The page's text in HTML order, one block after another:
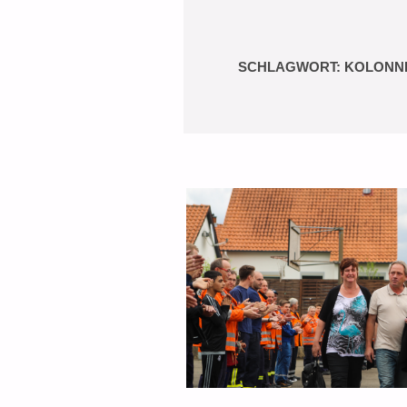
SCHLAGWORT: